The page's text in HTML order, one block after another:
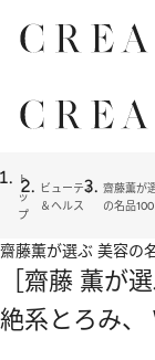
ト
ッ
プ
ビューティ
＆ヘルス
齋藤薫が
の名品100
齋藤薫が選ぶ 美容の
［齋藤 薫が
絶系とろみ、